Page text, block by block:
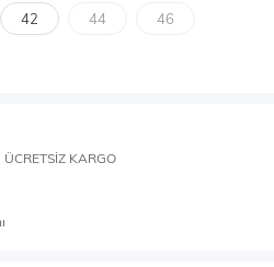
42 44 46
KARGO